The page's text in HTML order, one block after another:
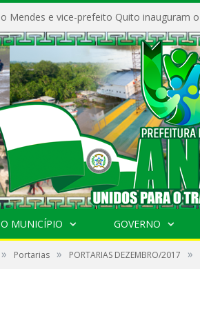
O MUNICÍPIO GOVERNO
» Portarias » PORTARIAS DEZEMBRO/2017 »